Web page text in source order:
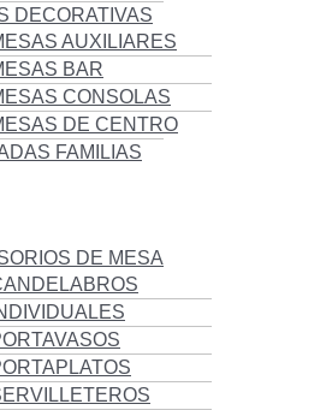
DECORATIVAS
AUXILIARES
BAR
CONSOLAS
DE CENTRO
FAMILIAS
DE MESA